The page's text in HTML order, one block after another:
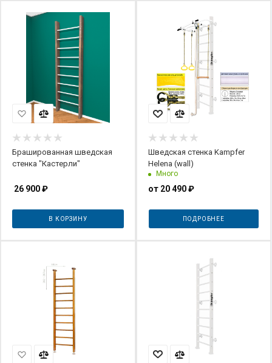
Брашированная шведская
стенка "Кастерли"
26 900₽
В КОРЗИНУ
Шведская стенка Kampfer
Helena (wall)
Много
от 20 490 ₽
ПОДРОБНЕЕ